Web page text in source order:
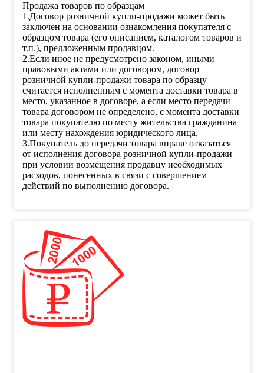
Продажа товаров по образцам
1.Договор розничной купли-продажи может быть
заключен на основании ознакомления покупателя с
образцом товара (его описанием, каталогом товаров и
т.п.), предложенным продавцом.
2.Если иное не предусмотрено законом, иными
правовыми актами или договором, договор
розничной купли-продажи товара по образцу
считается исполненным с момента доставки товара в
место, указанное в договоре, а если место передачи
товара договором не определено, с момента доставки
товара покупателю по месту жительства гражданина
или месту нахождения юридического лица.
3.Покупатель до передачи товара вправе отказаться
от исполнения договора розничной купли-продажи
при условии возмещения продавцу необходимых
расходов, понесенных в связи с совершением
действий по выполнению договора.